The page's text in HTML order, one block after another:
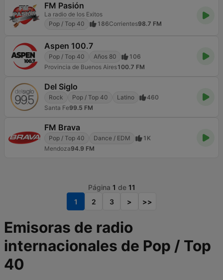
FM Pasión
La radio de los Exitos
Pop / Top 40
186Corrientes98.7 FM
Aspen 100.7
Pop / Top 40 Años 80
106
Provincia de Buenos Aires100.7 FM
Del Siglo
Rock Pop / Top 40 Latino
460
Santa Fe99.5 FM
FM Brava
Pop / Top 40 Dance / EDM
1K
Mendoza94.9 FM
Página 1 de 11
1
2 3 > >>
Emisoras de radio
internacionales de Pop / Top
40